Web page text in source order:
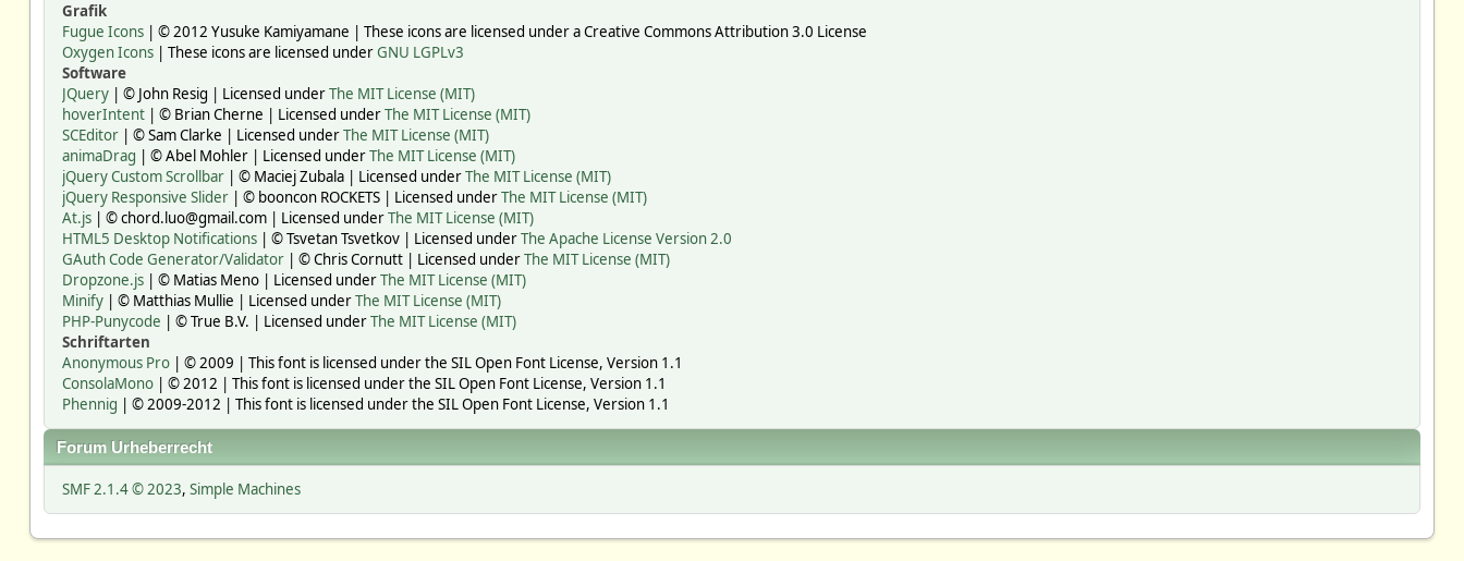
Grafik
Fugue Icons| © 2012 Yusuke Kamiyamane | These icons are licensed under a Creative Commons Attribution 3.0 License
Oxygen Icons| These icons are licensed underGNU LGPLv3
Software
JQuery| © John Resig | Licensed underThe MIT License (MIT)
hoverIntent| © Brian Cherne | Licensed underThe MIT License (MIT)
SCEditor| © Sam Clarke | Licensed underThe MIT License (MIT)
animaDrag | © Abel Mohler | Licensed underThe MIT License (MIT)
jQuery Custom Scrollbar| © Maciej Zubala | Licensed underThe MIT License (MIT)
jQuery Responsive Slider| © booncon ROCKETS | Licensed underThe MIT License (MIT)
At.js| © chord.luo@gmail.com | Licensed underThe MIT License (MIT)
HTML5 Desktop Notifications| © Tsvetan Tsvetkov | Licensed underThe Apache License Version 2.0
GAuth Code Generator/Validator| © Chris Cornutt | Licensed underThe MIT License (MIT)
Dropzone.js| © Matias Meno | Licensed underThe MIT License (MIT)
Minify| © Matthias Mullie | Licensed underThe MIT License (MIT)
PHP-Punycode | © True B.V. | Licensed underThe MIT License (MIT)
Schriftarten
Anonymous Pro| © 2009 | This font is licensed under the SIL Open Font License, Version 1.1
ConsolaMono| © 2012 | This font is licensed under the SIL Open Font License, Version 1.1
Phennig | © 2009-2012 | This font is licensed under the SIL Open Font License, Version 1.1
Forum Urheberrecht
SMF 2.1.4 © 2023, Simple Machines